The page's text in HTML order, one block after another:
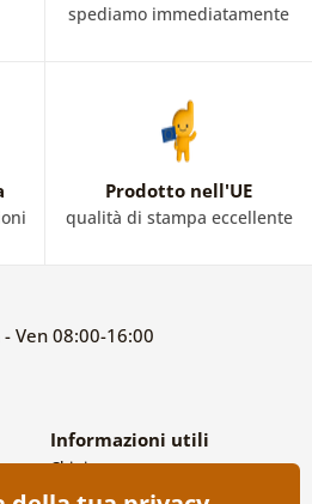
spediamo immediatamente
Prodotto nell'UE
qualità di stampa eccellente
Ven 08:00-16:00
e
Informazioni utili
Chi siamo
FAQ